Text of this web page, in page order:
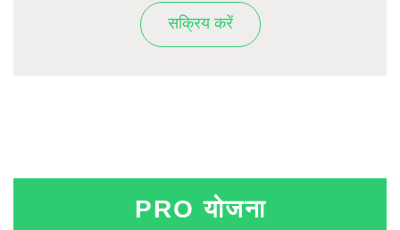
सक्रिय करें
PRO योजना